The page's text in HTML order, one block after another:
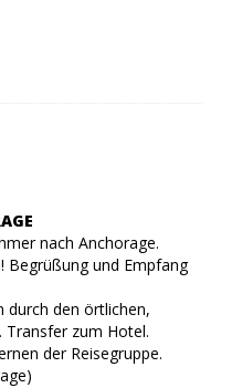
nach Anchorage.
Begrüßung und Empfang
durch den örtlichen,
Transfer zum Hotel.
der Reisegruppe.